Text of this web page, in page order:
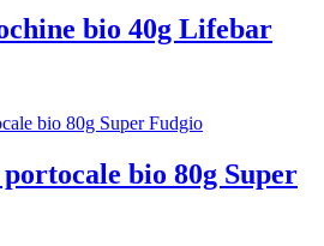
bio 40g Lifebar
bio 80g Super